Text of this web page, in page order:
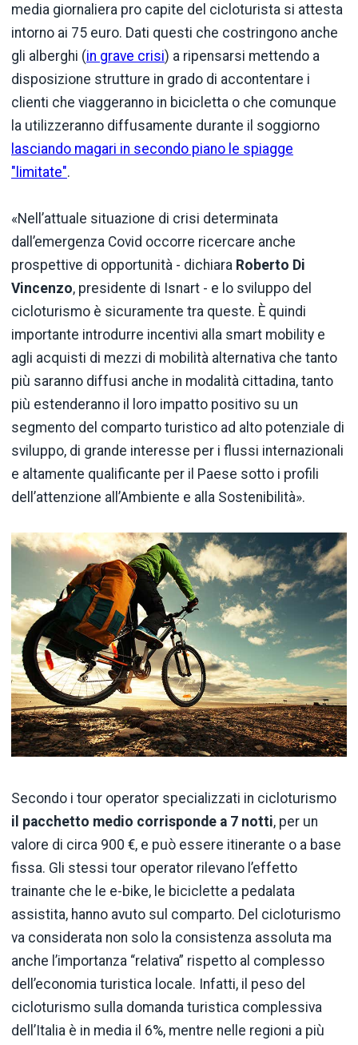
media giornaliera pro capite del cicloturista si attesta
intorno ai 75 euro. Dati questi che costringono anche
gli alberghi (in grave crisi) a ripensarsi mettendo a
disposizione strutture in grado di accontentare i
clienti che viaggeranno in bicicletta o che comunque
la utilizzeranno diffusamente durante il soggiorno
lasciando magari in secondo piano le spiagge
"limitate".
«Nell’attuale situazione di crisi determinata
dall’emergenza Covid occorre ricercare anche
prospettive di opportunità - dichiara Roberto Di
Vincenzo, presidente di Isnart - e lo sviluppo del
cicloturismo è sicuramente tra queste. È quindi
importante introdurre incentivi alla smart mobility e
agli acquisti di mezzi di mobilità alternativa che tanto
più saranno diffusi anche in modalità cittadina, tanto
più estenderanno il loro impatto positivo su un
segmento del comparto turistico ad alto potenziale di
sviluppo, di grande interesse per i flussi internazionali
e altamente qualificante per il Paese sotto i profili
dell’attenzione all’Ambiente e alla Sostenibilità».
Secondo i tour operator specializzati in cicloturismo
il pacchetto medio corrisponde a 7 notti, per un
valore di circa 900 €, e può essere itinerante o a base
fissa. Gli stessi tour operator rilevano l’effetto
trainante che le e-bike, le biciclette a pedalata
assistita, hanno avuto sul comparto. Del cicloturismo
va considerata non solo la consistenza assoluta ma
anche l’importanza “relativa” rispetto al complesso
dell’economia turistica locale. Infatti, il peso del
cicloturismo sulla domanda turistica complessiva
dell’Italia è in media il 6%, mentre nelle regioni a più